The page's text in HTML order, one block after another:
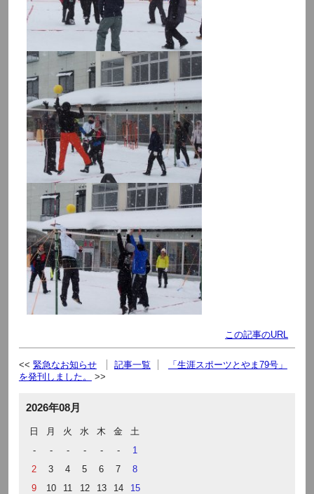
この記事のURL
緊急なお知らせ 記事一覧
「生涯スポーツとやま79号」
を発刊しました。
2026年08月
日 月 火 水 木 金
土
-
- - - - -
1
2
3 4 5 6 7
8
9
10 11 12 13 14
15